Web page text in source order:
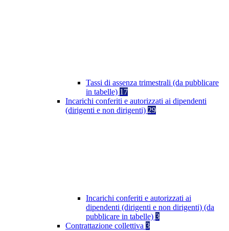
Tassi di assenza trimestrali (da pubblicare
in tabelle) 17
Incarichi conferiti e autorizzati ai dipendenti
(dirigenti e non dirigenti) 29
Incarichi conferiti e autorizzati ai
dipendenti (dirigenti e non dirigenti) (da
pubblicare in tabelle) 3
Contrattazione collettiva 3